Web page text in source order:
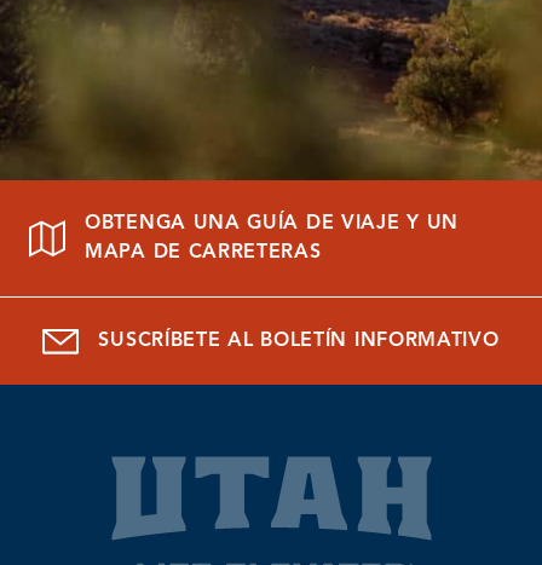
OBTENGA UNA GUÍA DE VIAJE Y UN
MAPA DE CARRETERAS
SUSCRÍBETE AL BOLETÍN INFORMATIVO